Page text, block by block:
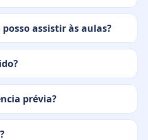
assistir às aulas?
prévia?